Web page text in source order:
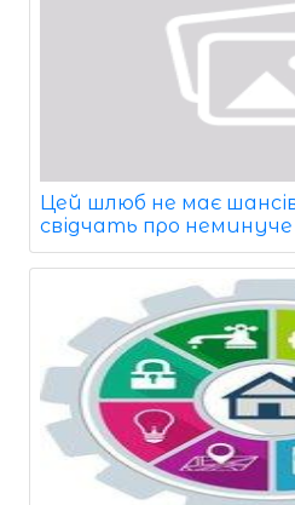
Цей шлюб не має
свідчать про неминуче